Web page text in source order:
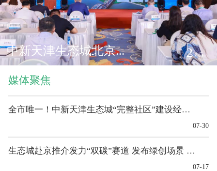
中新天津生态城北京... 2/5
媒体聚焦
全市唯一！中新天津生态城“完整社区”建设经验获全国推广
07-30
生态城赴京推介发力“双碳”赛道 发布绿创场景 多项合作成果落地
07-17